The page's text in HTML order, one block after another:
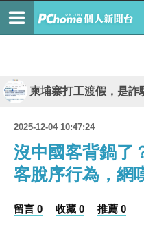
柬埔寨打工渡假，是詐
2025-12-04 10:47:24
沒中國客背鍋了
客脫序行為，網
留言 0 收藏 0 推薦 0